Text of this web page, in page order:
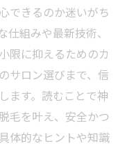
できるのか迷いがち
組みや最新技術、
限に抑えるためのカ
サロン選びまで、信
ます。読むことで神
毛を叶え、安全かつ
体的なヒントや知識